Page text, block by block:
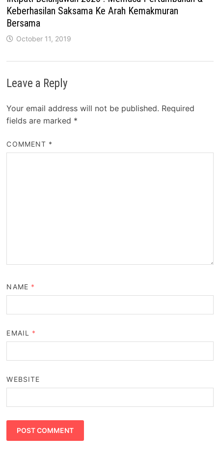
Keberhasilan Saksama Ke Arah Kemakmuran
Bersama
October 11, 2019
Leave a Reply
Your email address will not be published. Required
fields are marked *
COMMENT *
NAME *
EMAIL *
WEBSITE